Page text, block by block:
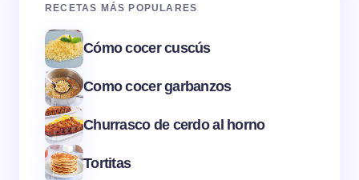
RECETAS MÁS POPULARES
Cómo cocer cuscús
Como cocer garbanzos
Churrasco de cerdo al horno
Tortitas